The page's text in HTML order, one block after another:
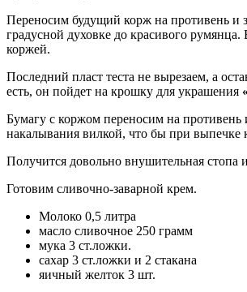
Переносим будущий корж на противень и
градусной духовке до красивого
коржей.
Последний пласт теста не вырезаем, а
есть, он пойдет на крошку для украшения
Бумагу с коржом переносим на противень
накалывания вилкой, что бы при выпечке
Получится довольно внушительная стопа
Готовим сливочно-заварной крем.
Молоко 0,5 литра
масло сливочное 250 грамм
мука 3 ст.ложки.
сахар 3 ст.ложки и 2 стакана
яичный желток 3 шт.